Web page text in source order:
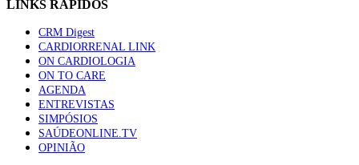
Quase quatro em cada dez doentes com enfarte
apresentavam níveis elevados de Lp(a), revela estudo
86 visualizações
Trodelvy aprovado para primeira linha no cancro da
mama triplo negativo metastático em doentes não
LINKS RÁPIDOS
CRM Digest
CARDIORRENAL LINK
ON CARDIOLOGIA
ON TO CARE
AGENDA
ENTREVISTAS
SIMPÓSIOS
SAÚDEONLINE.TV
OPINIÃO